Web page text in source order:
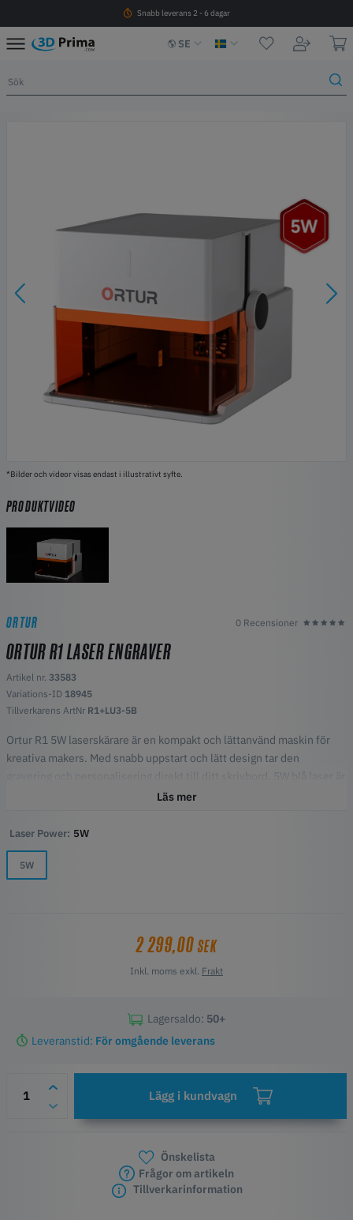
Snabb leverans 2 - 6 dagar
SE
*Bilder och videor visas endast i illustrativt syfte.
PRODUKTVIDEO
ORTUR 0 Recensioner
ORTUR R1 LASER ENGRAVER
Artikel nr. 33583
Variations-ID 18945
Tillverkarens ArtNr R1+LU3-5B
Ortur R1 5W laserskärare är en kompakt och lättanvänd maskin för
kreativa makers. Med snabb uppstart och lätt design tar den
gravering och personalisering direkt till ditt skrivbord. 5W blå laser är
idealisk för gravering av icke-metalliska material med hög precision
Nyckelfunktioner
Omedelbar "fäll upp och kör"-installation
Flera säkerhetsfunktioner inklusive autostopp,
Miljöcertifierad med låg standbyförbrukning
Läs mer
Laser Power: 5W
5W
2 299,00SEK
Inkl. moms exkl. Frakt
Lagersaldo: 50+
Leveranstid: För omgående leverans
Lägg i kundvagn
Önskelista
Frågor om artikeln
Tillverkarinformation